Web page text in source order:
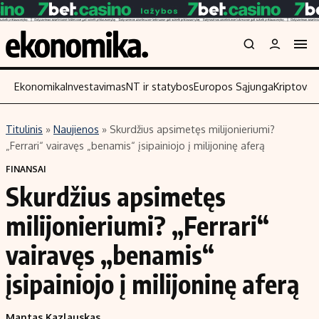
Turinys
Naujienos
Aplinka
Verslas
Energetika
Ekonomika
Politika
NT ir statybos
Skaitykite
Įmonės
Žemės ūkis
Technologijos
Laisvalaikis
EkonomikaInvestavimasNT ir statybosEuropos Sąjunga
Titulinis » Naujienos » Skurdžius apsimetęs milijonieriumi?
„Ferrari“ vairavęs „benamis“ įsipainiojo į milijoninę aferą
FINANSAI
Skurdžius apsimetęs
milijonieriumi? „Ferrari“
vairavęs „benamis“
įsipainiojo į milijoninę aferą